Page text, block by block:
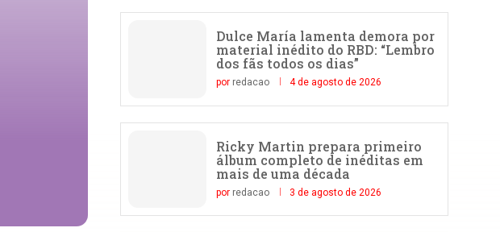
Dulce María lamenta demora por
material inédito do RBD: “Lembro
dos fãs todos os dias”
por redacao 4 de agosto de 2026
Ricky Martin prepara primeiro
álbum completo de inéditas em
mais de uma década
por redacao 3 de agosto de 2026